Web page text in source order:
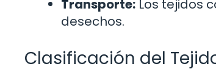
Transporte: Los tejidos
desechos.
Clasificación del